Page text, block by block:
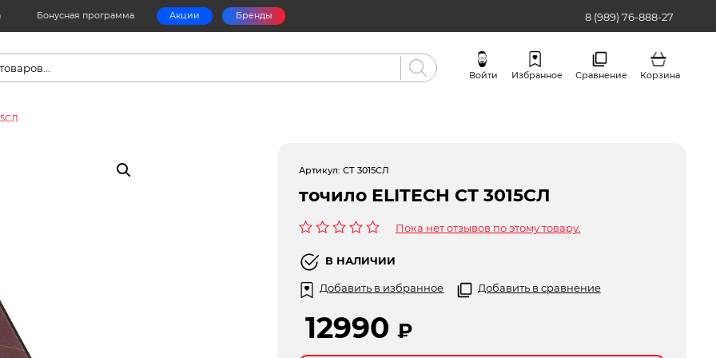
Бонусная программа Акции Бренды 8 (989) 76-888-27
Войти Избранное Сравнение Корзина
Артикул:СТ 3015СЛ
точило ELITECH СТ 3015СЛ
0
из
5
Пока нет отзывов по этому товару.
В НАЛИЧИИ
Добавить в избранное Добавить в сравнение
12990 ₽